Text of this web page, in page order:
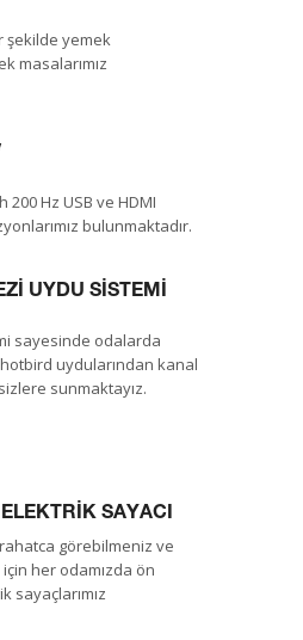
şekilde yemek
masalarımız
200 Hz USB ve HDMI
bulunmaktadır.
UYDU SİSTEMİ
sayesinde odalarda
uydularından kanal
sunmaktayız.
SAYACI
görebilmeniz ve
her odamızda ön
sayaçlarımız